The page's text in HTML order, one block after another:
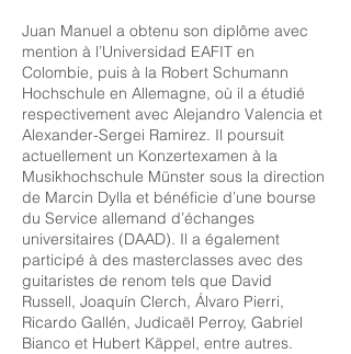
Juan Manuel a obtenu son diplôme avec
mention à l’Universidad EAFIT en
Colombie, puis à la Robert Schumann
Hochschule en Allemagne, où il a étudié
respectivement avec Alejandro Valencia et
Alexander-Sergei Ramirez. Il poursuit
actuellement un Konzertexamen à la
Musikhochschule Münster sous la direction
de Marcin Dylla et bénéficie d’une bourse
du Service allemand d’échanges
universitaires (DAAD). Il a également
participé à des masterclasses avec des
guitaristes de renom tels que David
Russell, Joaquín Clerch, Álvaro Pierri,
Ricardo Gallén, Judicaël Perroy, Gabriel
Bianco et Hubert Käppel, entre autres.